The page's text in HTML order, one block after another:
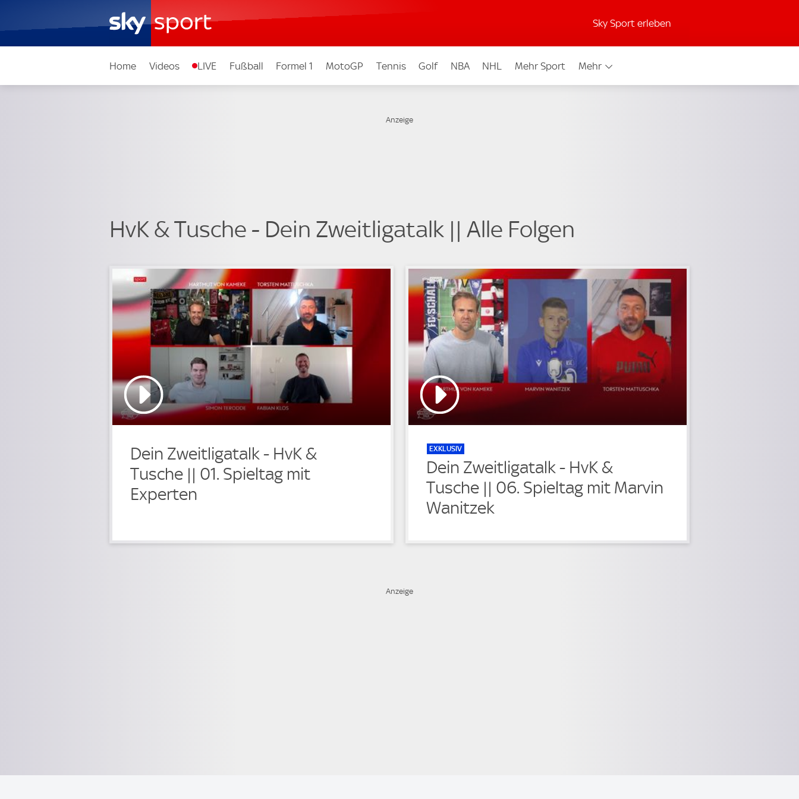
Sky Sport erleben
Home Videos LIVE Fußball Formel 1 MotoGP Tennis Golf NBA NHL Mehr Sport Mehr
HvK & Tusche - Dein Zweitligatalk || Alle Folgen
Dein Zweitligatalk - HvK &
Tusche || 01. Spieltag mit
Experten
EXKLUSIV
Dein Zweitligatalk - HvK &
Tusche || 06. Spieltag mit Marvin
Wanitzek